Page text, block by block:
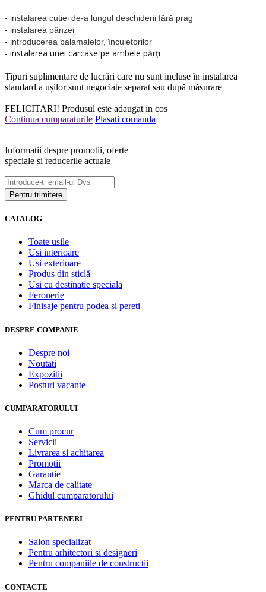
- instalarea cutiei de-a lungul deschiderii fără prag
- instalarea pânzei
- introducerea balamalelor, încuietorilor
- instalarea unei carcase pe ambele părți
Tipuri suplimentare de lucrări care nu sunt incluse în instalarea
standard a ușilor sunt negociate separat sau după măsurare
FELICITARI! Produsul este adaugat in cos
Continua cumparaturile Plasati comanda
Informatii despre promotii, oferte
speciale si reducerile actuale
CATALOG
Toate usile
Usi interioare
Usi exterioare
Produs din sticlă
Usi cu destinatie speciala
Feronerie
Finisaje pentru podea și pereți
DESPRE COMPANIE
Despre noi
Noutati
Expozitii
Posturi vacante
CUMPARATORULUI
Cum procur
Servicii
Livrarea si achitarea
Promotii
Garantie
Marca de calitate
Ghidul cumparatorului
PENTRU PARTENERI
Salon specializat
Pentru arhitectori si designeri
Pentru companiile de constructii
CONTACTE